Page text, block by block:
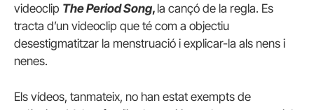
videoclip The Period Song, la cançó de la regla. Es
tracta d’un videoclip que té com a objectiu
desestigmatitzar la menstruació i explicar-la als nens i
nenes.
Els vídeos, tanmateix, no han estat exempts de